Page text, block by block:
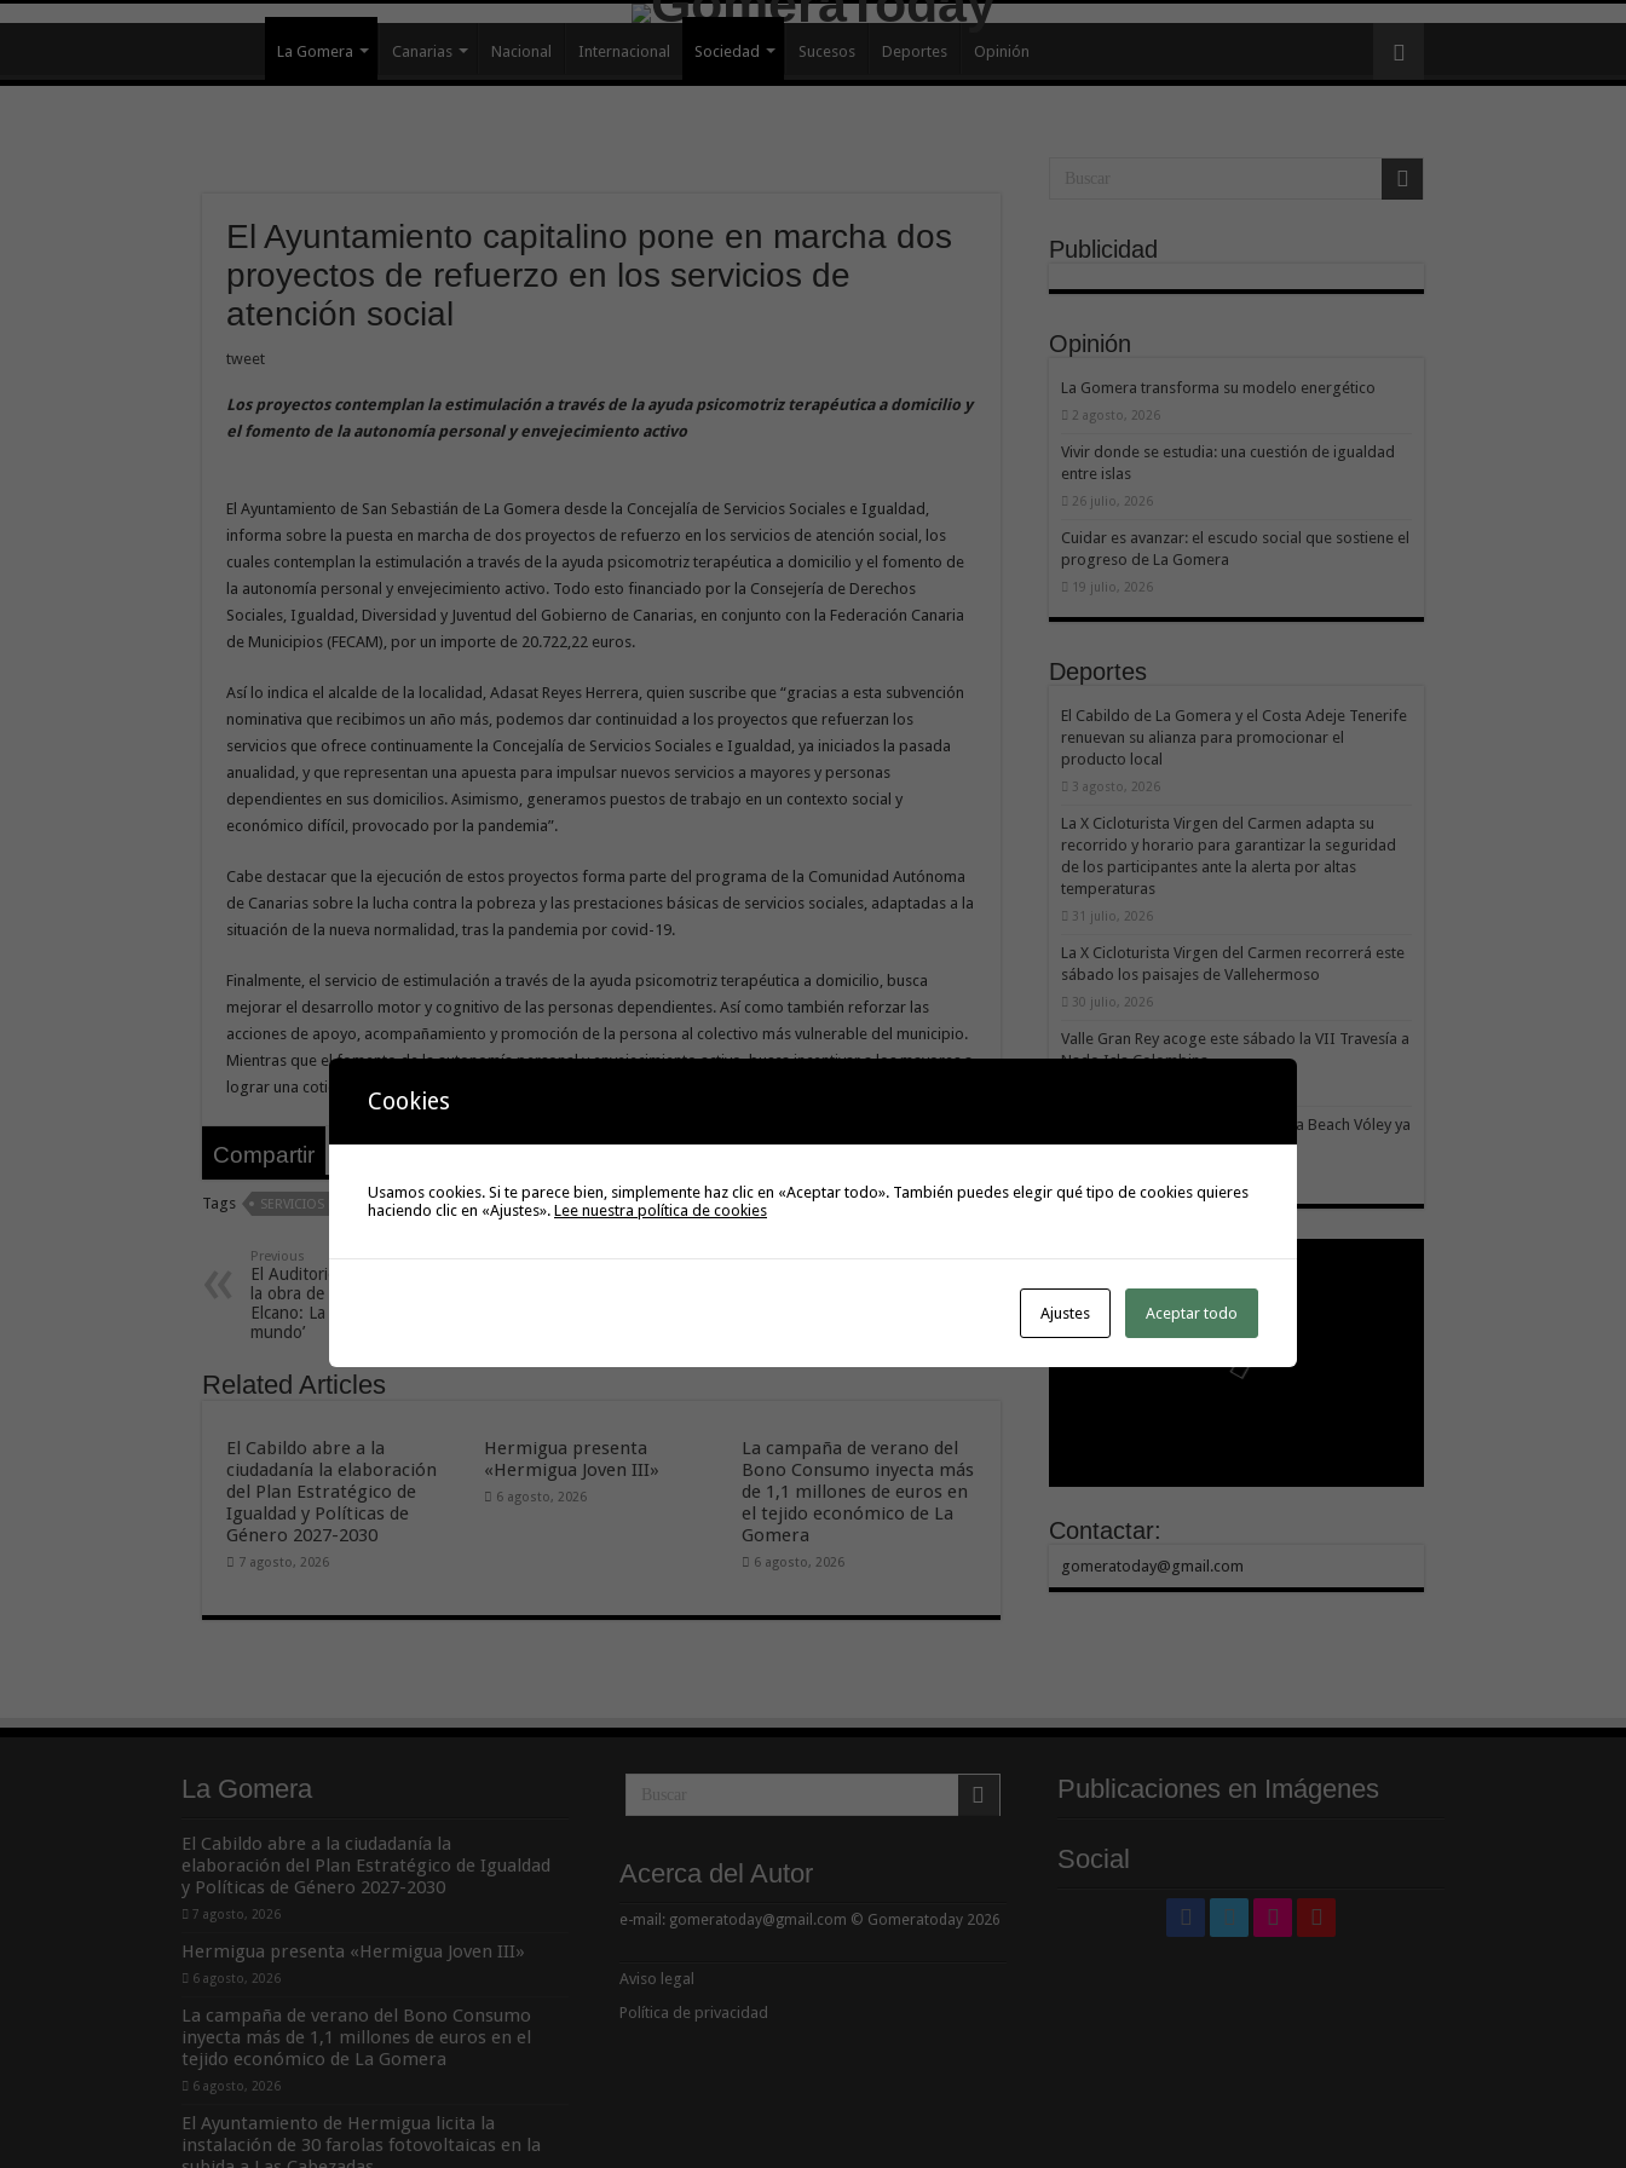
La Gomera Canarias Nacional Internacional Sociedad Sucesos Deportes Opinión
El Ayuntamiento capitalino pone en marcha dos
proyectos de refuerzo en los servicios de
atención social
tweet
Los proyectos contemplan la estimulación a través de la ayuda psicomotriz terapéutica a domicilio y
el fomento de la autonomía personal y envejecimiento activo
El Ayuntamiento de San Sebastián de La Gomera desde la Concejalía de Servicios Sociales e Igualdad,
informa sobre la puesta en marcha de dos proyectos de refuerzo en los servicios de atención social, los
cuales contemplan la estimulación a través de la ayuda psicomotriz terapéutica a domicilio y el fomento de
la autonomía personal y envejecimiento activo. Todo esto financiado por la Consejería de Derechos
Sociales, Igualdad, Diversidad y Juventud del Gobierno de Canarias, en conjunto con la Federación Canaria
de Municipios (FECAM), por un importe de 20.722,22 euros.
Así lo indica el alcalde de la localidad, Adasat Reyes Herrera, quien suscribe que “gracias a esta subvención
nominativa que recibimos un año más, podemos dar continuidad a los proyectos que refuerzan los
servicios que ofrece continuamente la Concejalía de Servicios Sociales e Igualdad, ya iniciados la pasada
anualidad, y que representan una apuesta para impulsar nuevos servicios a mayores y personas
dependientes en sus domicilios. Asimismo, generamos puestos de trabajo en un contexto social y
económico difícil, provocado por la pandemia”.
Cabe destacar que la ejecución de estos proyectos forma parte del programa de la Comunidad Autónoma
de Canarias sobre la lucha contra la pobreza y las prestaciones básicas de servicios sociales, adaptadas a la
situación de la nueva normalidad, tras la pandemia por covid-19.
Finalmente, el servicio de estimulación a través de la ayuda psicomotriz terapéutica a domicilio, busca
mejorar el desarrollo motor y cognitivo de las personas dependientes. Así como también reforzar las
acciones de apoyo, acompañamiento y promoción de la persona al colectivo más vulnerable del municipio.
Mientras que el fomento de la autonomía personal y envejecimiento activo, busca incentivar a los mayores a
lograr una cotidianidad más independiente y activa.
Compartir tweet
Tags SERVICIOS DE ATENCIÓN SOCIAL
Previous
El Auditorio de La Gomera acoge
la obra de teatro ‘Magallanes
Elcano: La primera vuelta al
mundo’
Next
Related Articles
El Cabildo abre a la
ciudadanía la elaboración
del Plan Estratégico de
Igualdad y Políticas de
Género 2027-2030
7 agosto, 2026
Hermigua presenta
«Hermigua Joven III»
6 agosto, 2026
La campaña de verano del
Bono Consumo inyecta más
de 1,1 millones de euros en
el tejido económico de La
Gomera
6 agosto, 2026
Publicidad
Opinión
La Gomera transforma su modelo energético
2 agosto, 2026
Vivir donde se estudia: una cuestión de igualdad
entre islas
26 julio, 2026
Cuidar es avanzar: el escudo social que sostiene el
progreso de La Gomera
19 julio, 2026
Deportes
El Cabildo de La Gomera y el Costa Adeje Tenerife
renuevan su alianza para promocionar el
producto local
3 agosto, 2026
La X Cicloturista Virgen del Carmen adapta su
recorrido y horario para garantizar la seguridad
de los participantes ante la alerta por altas
temperaturas
31 julio, 2026
La X Cicloturista Virgen del Carmen recorrerá este
sábado los paisajes de Vallehermoso
30 julio, 2026
Valle Gran Rey acoge este sábado la VII Travesía a
Nado Isla Colombina
El II torneo Autonómico Gomahara Beach Vóley ya
tiene fecha
Contactar:
gomeratoday@gmail.com
La Gomera
El Cabildo abre a la ciudadanía la
elaboración del Plan Estratégico de Igualdad
y Políticas de Género 2027-2030
7 agosto, 2026
Hermigua presenta «Hermigua Joven III»
6 agosto, 2026
La campaña de verano del Bono Consumo
inyecta más de 1,1 millones de euros en el
tejido económico de La Gomera
6 agosto, 2026
El Ayuntamiento de Hermigua licita la
instalación de 30 farolas fotovoltaicas en la
Acerca del Autor
e-mail: gomeratoday@gmail.com © Gomeratoday 2026
Aviso legal
Política de privacidad
Publicaciones en Imágenes
Social
Cookies
Usamos cookies. Si te parece bien, simplemente haz clic en «Aceptar todo». También puedes elegir qué tipo de cookies quieres
haciendo clic en «Ajustes». Lee nuestra política de cookies
Ajustes Aceptar todo